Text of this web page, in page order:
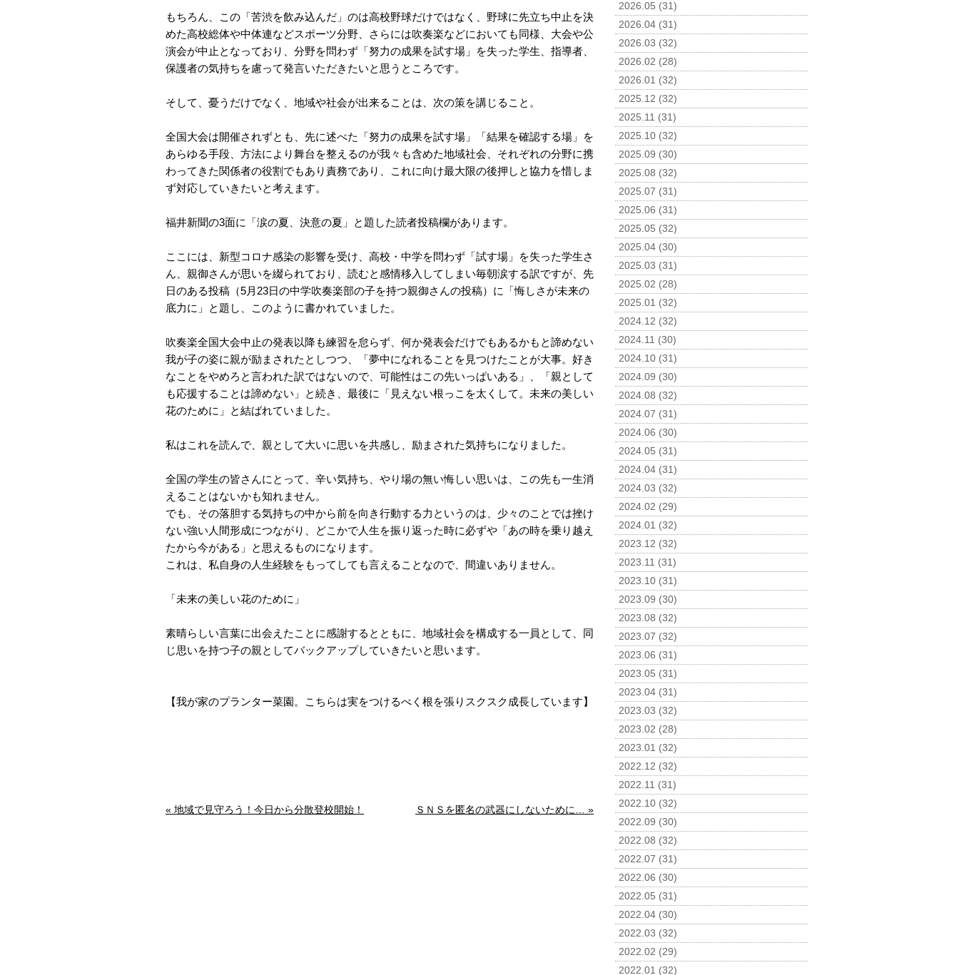
もちろん、この「苦渋を飲み込んだ」のは高校野球だけではなく、野球に先立ち中止を決
めた高校総体や中体連などスポーツ分野、さらには吹奏楽などにおいても同様、大会や公
演会が中止となっており、分野を問わず「努力の成果を試す場」を失った学生、指導者、
保護者の気持ちを慮って発言いただきたいと思うところです。
そして、憂うだけでなく、地域や社会が出来ることは、次の策を講じること。
全国大会は開催されずとも、先に述べた「努力の成果を試す場」「結果を確認する場」を
あらゆる手段、方法により舞台を整えるのが我々も含めた地域社会、それぞれの分野に携
わってきた関係者の役割でもあり責務であり、これに向け最大限の後押しと協力を惜しま
ず対応していきたいと考えます。
福井新聞の3面に「涙の夏、決意の夏」と題した読者投稿欄があります。
ここには、新型コロナ感染の影響を受け、高校・中学を問わず「試す場」を失った学生さ
ん、親御さんが思いを綴られており、読むと感情移入してしまい毎朝涙する訳ですが、先
日のある投稿（5月23日の中学吹奏楽部の子を持つ親御さんの投稿）に「悔しさが未来の
底力に」と題し、このように書かれていました。
吹奏楽全国大会中止の発表以降も練習を怠らず、何か発表会だけでもあるかもと諦めない
我が子の姿に親が励まされたとしつつ、「夢中になれることを見つけたことが大事。好き
なことをやめろと言われた訳ではないので、可能性はこの先いっぱいある」、「親として
も応援することは諦めない」と続き、最後に「見えない根っこを太くして。未来の美しい
花のために」と結ばれていました。
私はこれを読んで、親として大いに思いを共感し、励まされた気持ちになりました。
全国の学生の皆さんにとって、辛い気持ち、やり場の無い悔しい思いは、この先も一生消
えることはないかも知れません。
でも、その落胆する気持ちの中から前を向き行動する力というのは、少々のことでは挫け
ない強い人間形成につながり、どこかで人生を振り返った時に必ずや「あの時を乗り越え
たから今がある」と思えるものになります。
これは、私自身の人生経験をもってしても言えることなので、間違いありません。
「未来の美しい花のために」
素晴らしい言葉に出会えたことに感謝するとともに、地域社会を構成する一員として、同
じ思いを持つ子の親としてバックアップしていきたいと思います。
【我が家のプランター菜園。こちらは実をつけるべく根を張りスクスク成長しています】
« 地域で見守ろう！今日から分散登校開始！ ＳＮＳを匿名の武器にしないために… »
2026.05 (31)
2026.04 (31)
2026.03 (32)
2026.02 (28)
2026.01 (32)
2025.12 (32)
2025.11 (31)
2025.10 (32)
2025.09 (30)
2025.08 (32)
2025.07 (31)
2025.06 (31)
2025.05 (32)
2025.04 (30)
2025.03 (31)
2025.02 (28)
2025.01 (32)
2024.12 (32)
2024.11 (30)
2024.10 (31)
2024.09 (30)
2024.08 (32)
2024.07 (31)
2024.06 (30)
2024.05 (31)
2024.04 (31)
2024.03 (32)
2024.02 (29)
2024.01 (32)
2023.12 (32)
2023.11 (31)
2023.10 (31)
2023.09 (30)
2023.08 (32)
2023.07 (32)
2023.06 (31)
2023.05 (31)
2023.04 (31)
2023.03 (32)
2023.02 (28)
2023.01 (32)
2022.12 (32)
2022.11 (31)
2022.10 (32)
2022.09 (30)
2022.08 (32)
2022.07 (31)
2022.06 (30)
2022.05 (31)
2022.04 (30)
2022.03 (32)
2022.02 (29)
2022.01 (32)